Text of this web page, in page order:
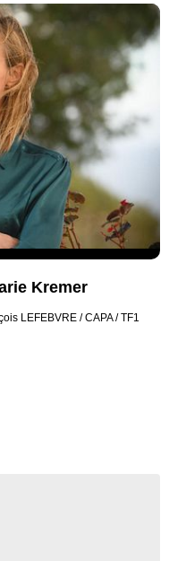
Kremer
LEFEBVRE / CAPA / TF1